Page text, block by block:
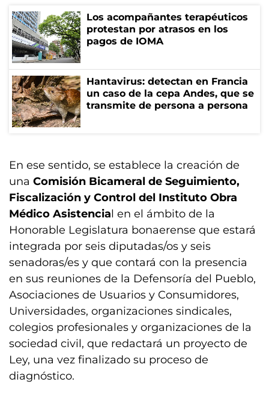
Los acompañantes terapéuticos
protestan por atrasos en los
pagos de IOMA
Hantavirus: detectan en Francia
un caso de la cepa Andes, que se
transmite de persona a persona
En ese sentido, se establece la creación de
una Comisión Bicameral de Seguimiento,
Fiscalización y Control del Instituto Obra
Médico Asistencial en el ámbito de la
Honorable Legislatura bonaerense que estará
integrada por seis diputadas/os y seis
senadoras/es y que contará con la presencia
en sus reuniones de la Defensoría del Pueblo,
Asociaciones de Usuarios y Consumidores,
Universidades, organizaciones sindicales,
colegios profesionales y organizaciones de la
sociedad civil, que redactará un proyecto de
Ley, una vez finalizado su proceso de
diagnóstico.